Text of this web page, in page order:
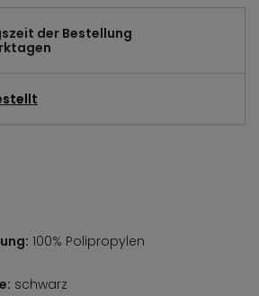
der Bestellung
100% Polipropylen
schwarz